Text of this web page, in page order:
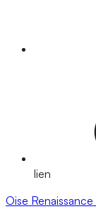
lien
Oise Renaissance